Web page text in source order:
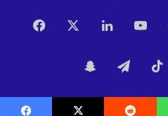
Facebook Linkedin
Snapchat